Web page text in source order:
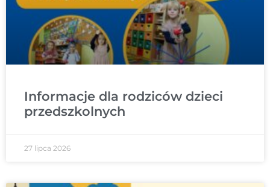
Informacje dla rodziców dzieci
przedszkolnych
27 lipca 2026